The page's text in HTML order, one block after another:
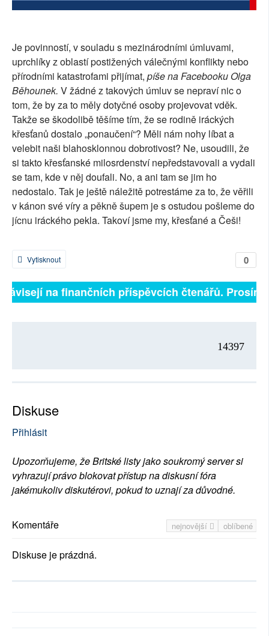
RUBRIKY
PLNÁ VERZE STRÁNEK
Je povinností, v souladu s mezinárodními úmluvami,
uprchlíky z oblastí postižených válečnými konflikty nebo
přírodními katastrofami přijímat, píše na Facebooku Olga
Běhounek. V žádné z takových úmluv se nepraví nic o
tom, že by za to měly dotyčné osoby projevovat vděk.
Takže se škodolibě těšíme tím, že se rodině iráckých
křesťanů dostalo „ponaučení“? Měli nám nohy líbat a
velebit naši blahosklonnou dobrotivost? Ne, usoudili, že
si takto křesťanské milosrdenství nepředstavovali a vydali
se tam, kde v něj doufali. No, a ani tam se jim ho
nedostalo. Tak je ještě náležitě potrestáme za to, že věřili
v kánon své víry a pěkně šupem je s ostudou pošleme do
jícnu iráckého pekla. Takoví jsme my, křesťané a Češi!
0
Vytisknout
na finančních příspěvcích čtenářů.
14397
Diskuse
Přihlásit
Upozorňujeme, že Britské listy jako soukromý server si
vyhrazují právo blokovat přístup na diskusní fóra
jakémukoliv diskutérovi, pokud to uznají za důvodné.
nejnovější oblíbené
Komentáře
Diskuse je prázdná.